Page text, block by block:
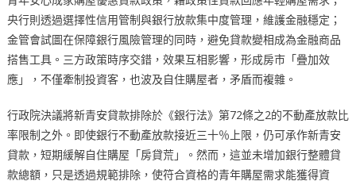
央行則透過選擇性信用管制與銀行放款集中度管理，維護金融穩定；
金管會試圖在保障銀行風險管理的同時，避免貸款變相成為金融商品
搭售工具。三方政策時序交錯，效果互相影響，形成房市「疊加效
應」，不僅牽制投資客，也波及自住購屋者，矛盾而複雜。
行政院決議將新青安貸款排除於《銀行法》第72條之2的不動產放款比
率限制之外。即使銀行不動產放款接近三十％上限，仍可承作新青安
貸款，短期緩解自住購屋「房貸荒」。然而，這並未增加銀行整體貸
款總額，只是透過規範排除，使符合資格的青年購屋需求能獲得資